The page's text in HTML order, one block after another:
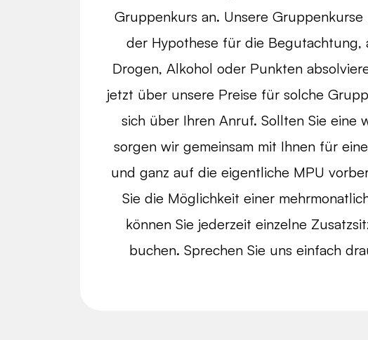
Gruppenkurs an. Unsere
der Hypothese für die Begutachtung,
Drogen, Alkohol oder Punkten
jetzt über unsere Preise für solche
sich über Ihren Anruf. Sollten Sie eine
sorgen wir gemeinsam mit Ihnen für
und ganz auf die eigentliche MPU
Sie die Möglichkeit einer
können Sie jederzeit einzelne
buchen. Sprechen Sie uns einfach